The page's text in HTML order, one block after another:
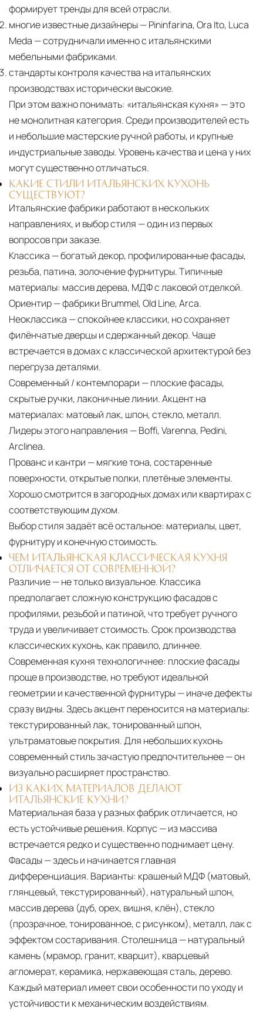
формирует тренды для всей отрасли.
многие известные дизайнеры — Pininfarina, Ora Ito, Luca
Meda — сотрудничали именно с итальянскими
мебельными фабриками.
стандарты контроля качества на итальянских
производствах исторически высокие.
При этом важно понимать: «итальянская кухня» — это
не монолитная категория. Среди производителей есть
и небольшие мастерские ручной работы, и крупные
индустриальные заводы. Уровень качества и цена у них
могут существенно отличаться.
КАКИЕ СТИЛИ ИТАЛЬЯНСКИХ КУХОНЬ
СУЩЕСТВУЮТ?
Итальянские фабрики работают в нескольких
направлениях, и выбор стиля — один из первых
вопросов при заказе.
Классика — богатый декор, профилированные фасады,
резьба, патина, золочение фурнитуры. Типичные
материалы: массив дерева, МДФ с лаковой отделкой.
Ориентир — фабрики Brummel, Old Line, Arca.
Неоклассика — спокойнее классики, но сохраняет
филёнчатые дверцы и сдержанный декор. Чаще
встречается в домах с классической архитектурой без
перегруза деталями.
Современный / контемпорари — плоские фасады,
скрытые ручки, лаконичные линии. Акцент на
материалах: матовый лак, шпон, стекло, металл.
Лидеры этого направления — Boffi, Varenna, Pedini,
Arclinea.
Прованс и кантри — мягкие тона, состаренные
поверхности, открытые полки, плетёные элементы.
Хорошо смотрится в загородных домах или квартирах с
соответствующим духом.
Выбор стиля задаёт всё остальное: материалы, цвет,
фурнитуру и конечную стоимость.
ЧЕМ ИТАЛЬЯНСКАЯ КЛАССИЧЕСКАЯ КУХНЯ
ОТЛИЧАЕТСЯ ОТ СОВРЕМЕННОЙ?
Различие — не только визуальное. Классика
предполагает сложную конструкцию фасадов с
профилями, резьбой и патиной, что требует ручного
труда и увеличивает стоимость. Срок производства
классических кухонь, как правило, длиннее.
Современная кухня технологичнее: плоские фасады
проще в производстве, но требуют идеальной
геометрии и качественной фурнитуры — иначе дефекты
сразу видны. Здесь акцент переносится на материалы:
текстурированный лак, тонированный шпон,
ультраматовые покрытия. Для небольших кухонь
современный стиль зачастую предпочтительнее — он
визуально расширяет пространство.
ИЗ КАКИХ МАТЕРИАЛОВ ДЕЛАЮТ
ИТАЛЬЯНСКИЕ КУХНИ?
Материальная база у разных фабрик отличается, но
есть устойчивые решения. Корпус — из массива
встречается редко и существенно поднимает цену.
Фасады — здесь и начинается главная
дифференциация. Варианты: крашеный МДФ (матовый,
глянцевый, текстурированный), натуральный шпон,
массив дерева (дуб, орех, вишня, клён), стекло
(прозрачное, тонированное, с рисунком), металл, лак с
эффектом состаривания. Столешница — натуральный
камень (мрамор, гранит, кварцит), кварцевый
агломерат, керамика, нержавеющая сталь, дерево.
Каждый материал имеет свои особенности по уходу и
устойчивости к механическим воздействиям.